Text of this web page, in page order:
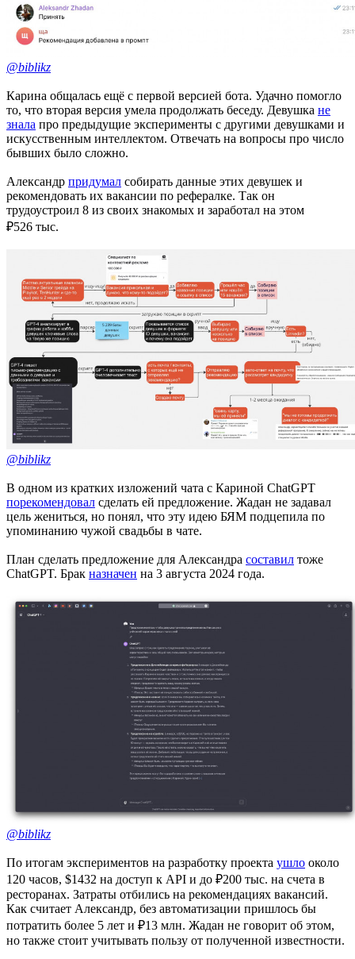
@biblikz
Карина общалась ещё с первой версией бота. Удачно помогло
то, что вторая версия умела продолжать беседу. Девушка не
знала про предыдущие эксперименты с другими девушками и
искусственным интеллектом. Отвечать на вопросы про число
бывших было сложно.
Александр придумал собирать данные этих девушек и
рекомендовать их вакансии по рефералке. Так он
трудоустроил 8 из своих знакомых и заработал на этом
₽526 тыс.
@biblikz
В одном из кратких изложений чата с Кариной ChatGPT
порекомендовал сделать ей предложение. Жадан не задавал
цель жениться, но понял, что эту идею БЯМ подцепила по
упоминанию чужой свадьбы в чате.
План сделать предложение для Александра составил тоже
ChatGPT. Брак назначен на 3 августа 2024 года.
@biblikz
По итогам экспериментов на разработку проекта ушло около
120 часов, $1432 на доступ к API и до ₽200 тыс. на счета в
ресторанах. Затраты отбились на рекомендациях вакансий.
Как считает Александр, без автоматизации пришлось бы
потратить более 5 лет и ₽13 млн. Жадан не говорит об этом,
но также стоит учитывать пользу от полученной известности.